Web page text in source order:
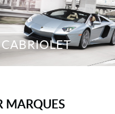
CABRIOLET
MARQUES